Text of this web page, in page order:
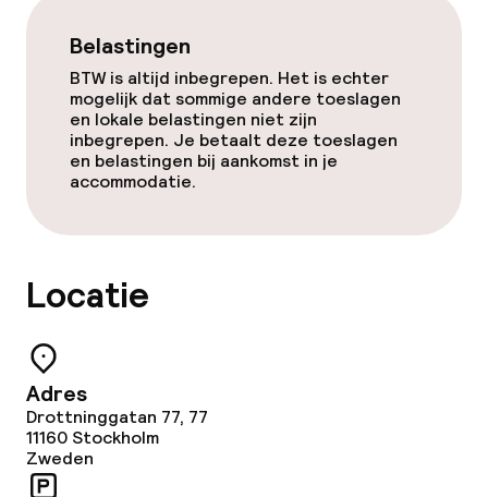
Belastingen
BTW is altijd inbegrepen. Het is echter
mogelijk dat sommige andere toeslagen
en lokale belastingen niet zijn
inbegrepen. Je betaalt deze toeslagen
en belastingen bij aankomst in je
accommodatie.
Locatie
Adres
Drottninggatan 77, 77
11160 Stockholm
Zweden